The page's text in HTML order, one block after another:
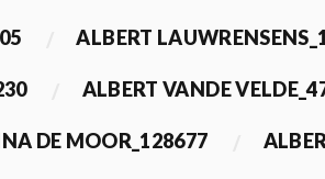
ALBERT
ALBERT VANDE
DE MOOR_128677